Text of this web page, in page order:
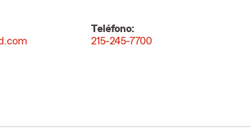
Teléfono:
215-245-7700